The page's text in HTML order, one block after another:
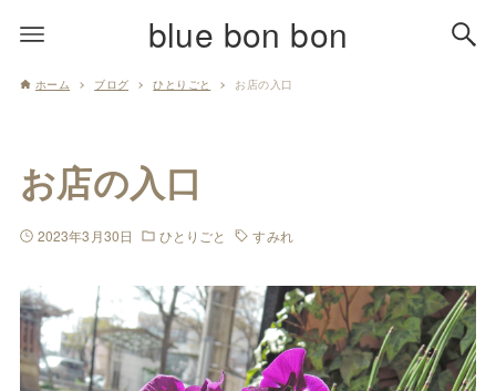
blue bon bon
ホーム ブログ ひとりごと お店の入口
お店の入口
2023年3月30日 ひとりごと すみれ